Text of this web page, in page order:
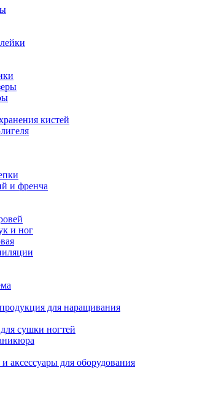
кистей
и френча
и ног
для наращивания
сушки ногтей
аксессуары для оборудования